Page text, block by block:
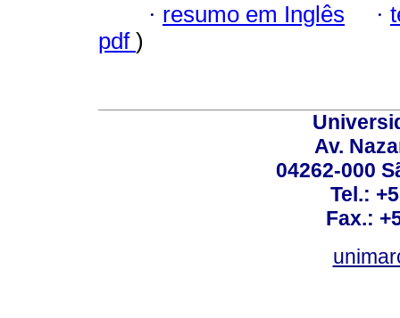
· resumo em Inglês ·
pdf )
Av.
04262-000
Tel.:
Fax.: